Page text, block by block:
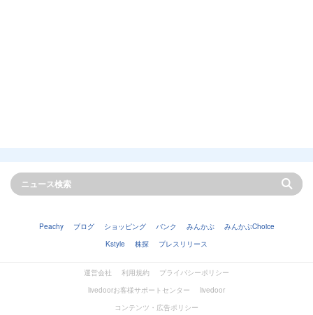
Peachy ブログ ショッピング バンク みんかぶ
みんかぶChoice
Kstyle
株探 プレスリリース
運営会社 利用規約
プライバシーポリシー
livedoorお客様サポートセンター
livedoor
コンテンツ・広告ポリシー